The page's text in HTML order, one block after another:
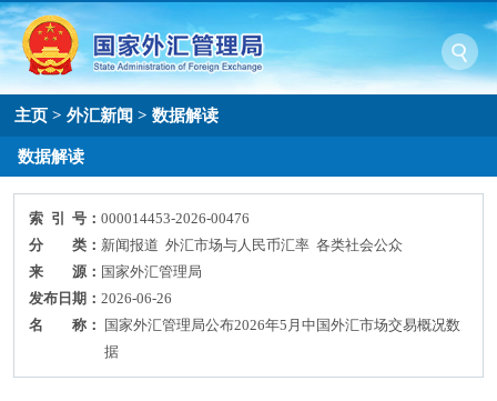
主页 >外汇新闻 >数据解读
数据解读
索 引 号：000014453-2026-00476
分 类： 新闻报道 外汇市场与人民币汇率 各类社会公众
来 源： 国家外汇管理局
发布日期：2026-06-26
名 称：
国家外汇管理局公布2026年5月中国外汇市场交易概况数
据